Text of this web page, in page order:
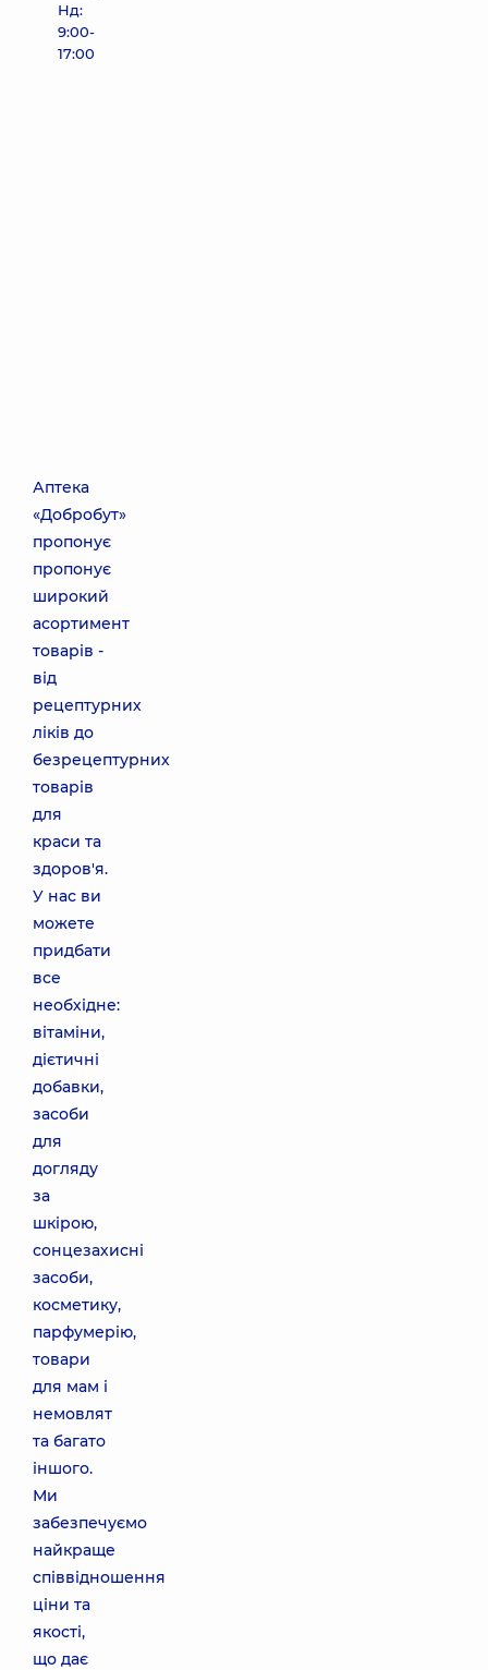
Нд:
9:00-
17:00
Аптека
«Добробут»
пропонує
пропонує
широкий
асортимент
товарів -
від
рецептурних
ліків до
безрецептурних
товарів
для
краси та
здоров'я.
У нас ви
можете
придбати
все
необхідне:
вітаміни,
дієтичні
добавки,
засоби
для
догляду
за
шкірою,
сонцезахисні
засоби,
косметику,
парфумерію,
товари
для мам і
немовлят
та багато
іншого.
Ми
забезпечуємо
найкраще
співвідношення
ціни та
якості,
що дає